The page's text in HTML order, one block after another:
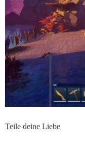
Teile deine Liebe